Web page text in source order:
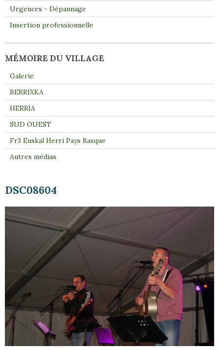
DSC08604
Urgences - Dépannage
Insertion professionnelle
MÉMOIRE DU VILLAGE
Galerie
BERRIXKA
HERRIA
SUD OUEST
Fr3 Euskal Herri Pays Basque
Autres médias